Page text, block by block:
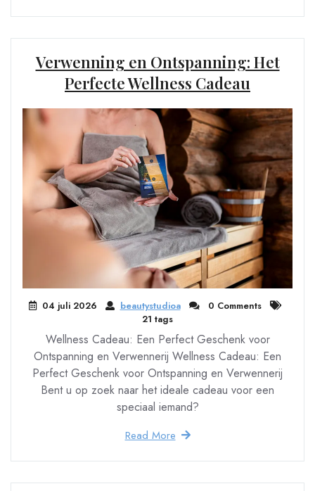
Verwenning en Ontspanning: Het
Perfecte Wellness Cadeau
04 juli 2026 beautystudioa
0 Comments
21 tags
Wellness Cadeau: Een Perfect Geschenk voor
Ontspanning en Verwennerij Wellness Cadeau: Een
Perfect Geschenk voor Ontspanning en Verwennerij
Bent u op zoek naar het ideale cadeau voor een
speciaal iemand?
Read More